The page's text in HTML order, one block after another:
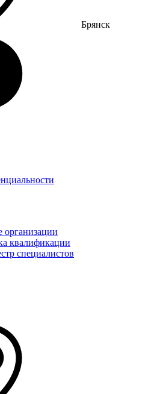
Брянск
организации
квалификации
специалистов